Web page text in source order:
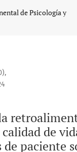
de Psicología y
,
de
de paciente